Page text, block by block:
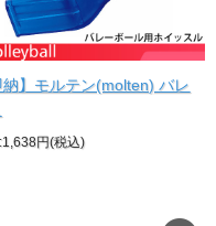
納】モルテン(molten) バレ
円(税込)